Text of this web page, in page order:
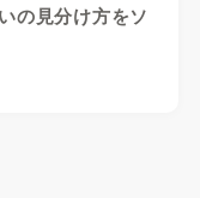
の見分け方をソ